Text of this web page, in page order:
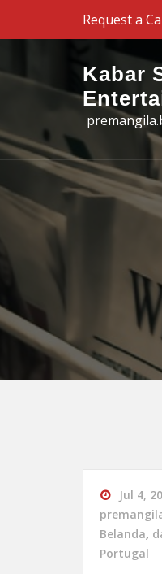
Skip to the contentRequest a
Kabar
Jul 4,
Belanda,
Portugal